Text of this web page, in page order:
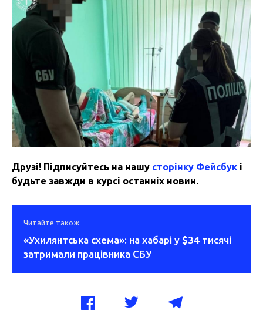
Друзі! Підписуйтесь на нашу сторінку Фейсбук і
будьте завжди в курсі останніх новин.
Читайте також
«Ухилянтська схема»: на хабарі у $34 тисячі
затримали працівника СБУ